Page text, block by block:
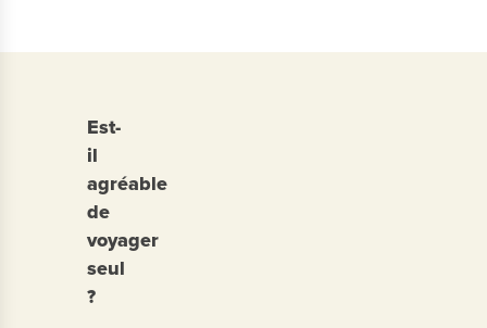
Est-
il
agréable
de
voyager
seul
?